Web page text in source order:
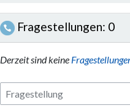
Fragestellungen: 0
Derzeit sind keine